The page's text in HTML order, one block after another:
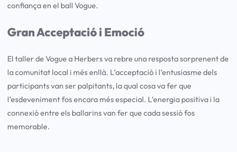
confiança en el ball Vogue.
Gran Acceptació i Emoció
El taller de Vogue a Herbers va rebre una resposta sorprenent de
la comunitat local i més enllà. L’acceptació i l’entusiasme dels
participants van ser palpitants, la qual cosa va fer que
l’esdeveniment fos encara més especial. L’energia positiva i la
connexió entre els ballarins van fer que cada sessió fos
memorable.